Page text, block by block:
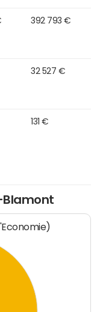
392 793 €
32 527 €
131 €
Blamont